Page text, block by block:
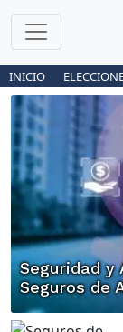
INICIO
Seguridad y
Seguros de